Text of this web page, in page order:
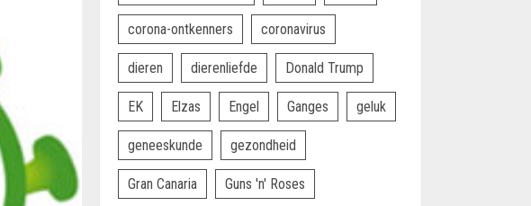
corona-ontkenners coronavirus
dieren dierenliefde Donald Trump
EK Elzas Engel Ganges geluk
geneeskunde gezondheid
Gran Canaria Guns 'n' Roses